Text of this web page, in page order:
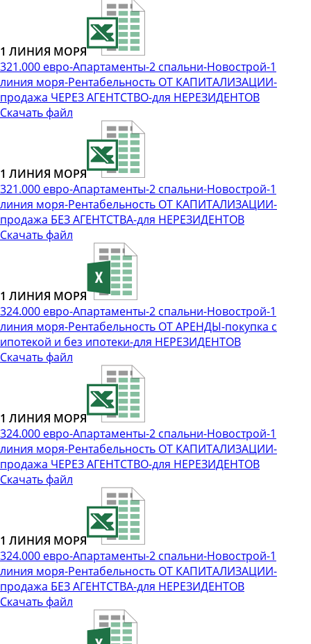
1 ЛИНИЯ МОРЯ
321.000 евро-Апартаменты-2 спальни-Новострой-1
линия моря-Рентабельность ОТ КАПИТАЛИЗАЦИИ-
продажа ЧЕРЕЗ АГЕНТСТВО-для НЕРЕЗИДЕНТОВ
Скачать файл
1 ЛИНИЯ МОРЯ
321.000 евро-Апартаменты-2 спальни-Новострой-1
линия моря-Рентабельность ОТ КАПИТАЛИЗАЦИИ-
продажа БЕЗ АГЕНТСТВА-для НЕРЕЗИДЕНТОВ
Скачать файл
1 ЛИНИЯ МОРЯ
324.000 евро-Апартаменты-2 спальни-Новострой-1
линия моря-Рентабельность ОТ АРЕНДЫ-покупка с
ипотекой и без ипотеки-для НЕРЕЗИДЕНТОВ
Скачать файл
1 ЛИНИЯ МОРЯ
324.000 евро-Апартаменты-2 спальни-Новострой-1
линия моря-Рентабельность ОТ КАПИТАЛИЗАЦИИ-
продажа ЧЕРЕЗ АГЕНТСТВО-для НЕРЕЗИДЕНТОВ
Скачать файл
1 ЛИНИЯ МОРЯ
324.000 евро-Апартаменты-2 спальни-Новострой-1
линия моря-Рентабельность ОТ КАПИТАЛИЗАЦИИ-
продажа БЕЗ АГЕНТСТВА-для НЕРЕЗИДЕНТОВ
Скачать файл